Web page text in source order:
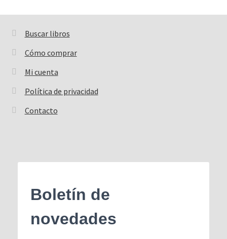
Buscar libros
Buscar:
Cómo comprar
Mi cuenta
Política de privacidad
Contacto
Boletín de
novedades